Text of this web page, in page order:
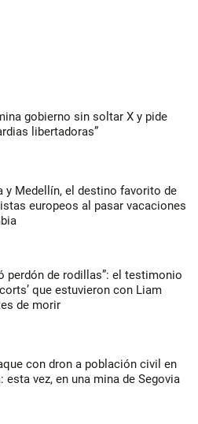
gobierno sin soltar X y pide
libertadoras”
y Medellín, el destino favorito de
europeos al pasar vacaciones
perdón de rodillas”: el testimonio
que estuvieron con Liam
de morir
con dron a población civil en
esta vez, en una mina de Segovia